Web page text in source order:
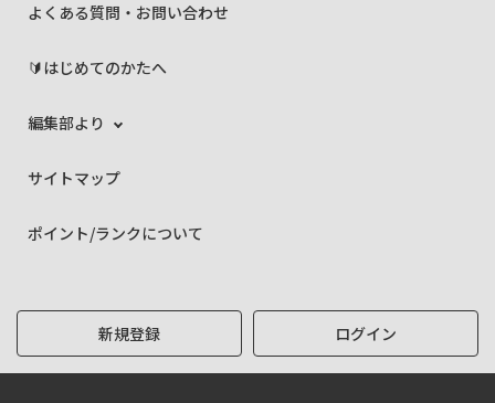
よくある質問・お問い合わせ
🔰はじめてのかたへ
編集部より
サイトマップ
ポイント/ランクについて
新規登録 ログイン